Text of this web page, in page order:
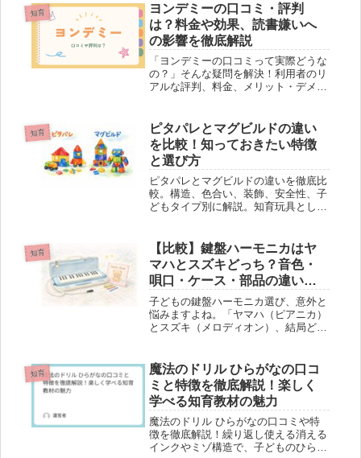
知育
ヨンデミーの口コミ・評判
は？料金や効果、読書嫌いへ
の影響を徹底解説
「ヨンデミーの口コミって実際どうな
の？」そんな疑問を解決！利用者のリ
アルな評判、料金、メリット・デメリ
い注意点も紹介。お子さんの読書習慣
に悩む保護者必見です。
知育
ピタパレとマグビルドの違い
を比較！知っておきたい特徴
と選び方
ピタパレとマグビルドの違いを徹底比
較。構造、色合い、装飾、安全性、子
どもタイプ別に解説。知育玩具として
知育
【比較】鍵盤ハーモニカはヤ
マハとスズキどっち？音色・
唄口・ケース・部品の違いと
失敗しない選び方
子どもの鍵盤ハーモニカ選び、意外と
悩みますよね。「ヤマハ（ピアニカ）
とスズキ（メロディオン）、結局どっ
す。先に結論から言うと、正解は「家
庭の状況（学校指定・使う場面・子ど
も...
知育
魔法のドリル ひらがなの口コ
ミと特徴を徹底解説！楽しく
学べる知育教材の魅力
魔法のドリル ひらがなの口コミや特
徴を徹底解説！繰り返し使える消える
インクやミゾ構造で、子どものひらが